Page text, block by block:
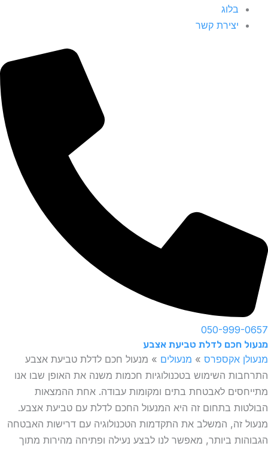
בלוג
יצירת קשר
050-999-0657
מנעול חכם לדלת טביעת אצבע
מנעולן אקספרס » מנעולים » מנעול חכם לדלת טביעת אצבע
התרחבות השימוש בטכנולוגיות חכמות משנה את האופן שבו אנו
מתייחסים לאבטחת בתים ומקומות עבודה. אחת ההמצאות
הבולטות בתחום זה היא המנעול החכם לדלת עם טביעת אצבע.
מנעול זה, המשלב את התקדמות הטכנולוגיה עם דרישות האבטחה
הגבוהות ביותר, מאפשר לנו לבצע נעילה ופתיחה מהירות מתוך